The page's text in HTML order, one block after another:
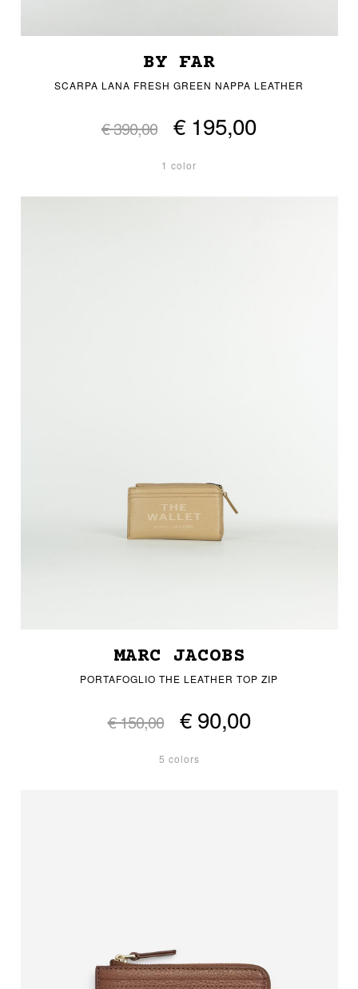
BY FAR
SCARPA LANA FRESH GREEN NAPPA LEATHER
€ 390,00 € 195,00
1 color
MARC JACOBS
PORTAFOGLIO THE LEATHER TOP ZIP
€ 150,00 € 90,00
5 colors